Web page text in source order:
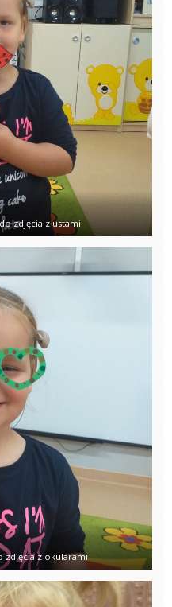
zdjęcia z ustami
zdjęcia z okularami